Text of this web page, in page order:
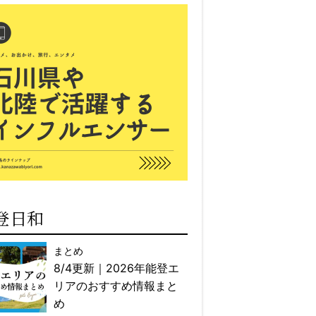
日和
まとめ
8/4更新｜2026年能登エ
リアのおすすめ情報まと
め